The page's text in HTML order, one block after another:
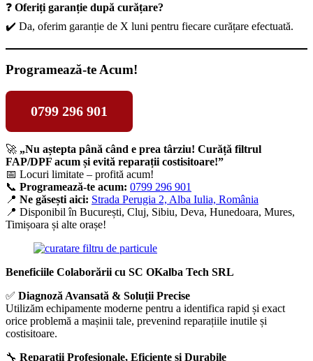
❓ Oferiți garanție după curățare?
✔️ Da, oferim garanție de X luni pentru fiecare curățare efectuată.
Programează-te Acum!
0799 296 901
🚀 „Nu aștepta până când e prea târziu! Curăță filtrul
FAP/DPF acum și evită reparații costisitoare!”
📅 Locuri limitate – profită acum!
📞 Programează-te acum: 0799 296 901
📍 Ne găsești aici: Strada Perugia 2, Alba Iulia, România
📍 Disponibil în București, Cluj, Sibiu, Deva, Hunedoara, Mures,
Timișoara și alte orașe!
Beneficiile Colaborării cu SC OKalba Tech SRL
✅ Diagnoză Avansată & Soluții Precise
Utilizăm echipamente moderne pentru a identifica rapid și exact
orice problemă a mașinii tale, prevenind reparațiile inutile și
costisitoare.
🔧 Reparații Profesionale, Eficiente și Durabile